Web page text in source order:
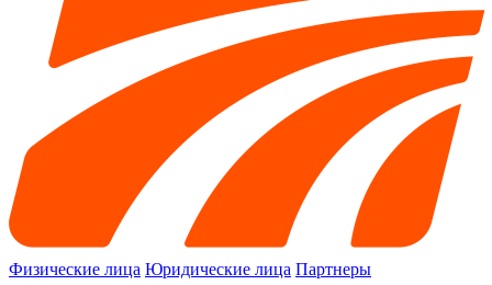
Физические лица Юридические лица Партнеры